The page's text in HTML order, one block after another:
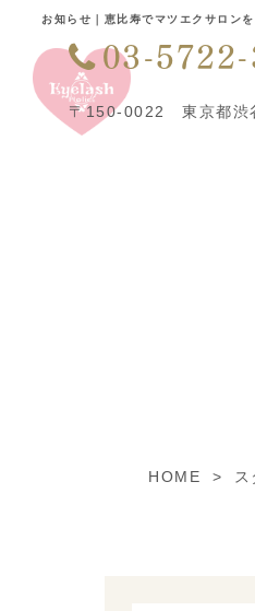
お知らせ｜恵比寿でマツエクサロ
03-
〒150-0022 東京都渋
HOME